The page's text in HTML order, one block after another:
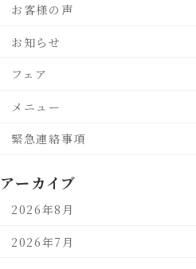
お客様の声
お知らせ
フェア
メニュー
緊急連絡事項
アーカイブ
2026年8月
2026年7月